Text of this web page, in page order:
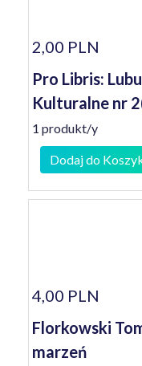
2,00 PLN
Pro Libris:
Kulturalne nr
1 produkt/y
Dodaj do
4,00 PLN
Florkowski
marzeń